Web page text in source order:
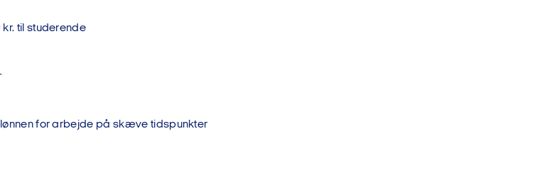
kr. til studerende
for arbejde på skæve tidspunkter